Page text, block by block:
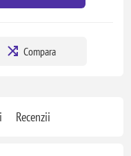
Compara
Recenzii